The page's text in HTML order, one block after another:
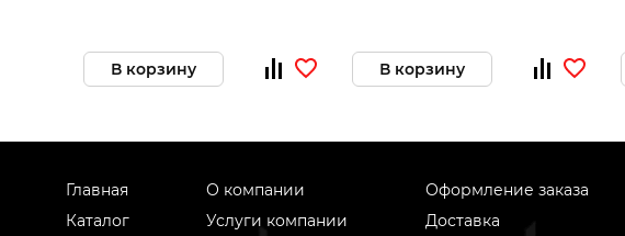
В корзину В корзину
Главная
Каталог
О компании
Услуги компании
Оформление заказа
Доставка